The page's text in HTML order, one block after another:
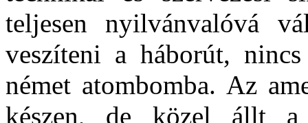
teljesen nyilvánvalóvá
veszíteni a háborút,
német atombomba. Az
készen, de közel állt a